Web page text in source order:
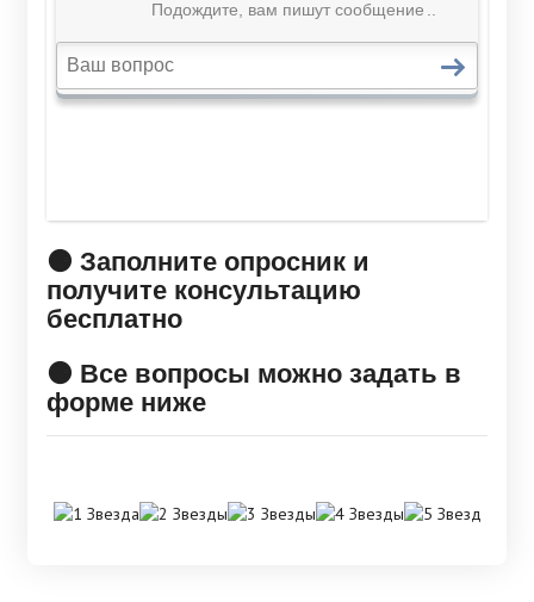
🟠 Заполните опросник и
получите консультацию
бесплатно
🟠 Все вопросы можно задать в
форме ниже